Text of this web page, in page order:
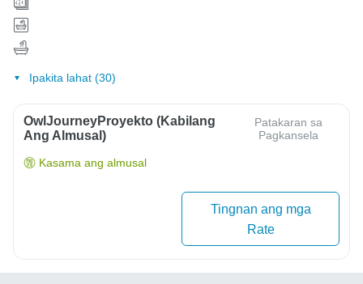
Ipakita lahat (30)
OwlJourneyProyekto (Kabilang
Ang Almusal)
Patakaran sa
Pagkansela
Kasama ang almusal
Tingnan ang mga
Rate